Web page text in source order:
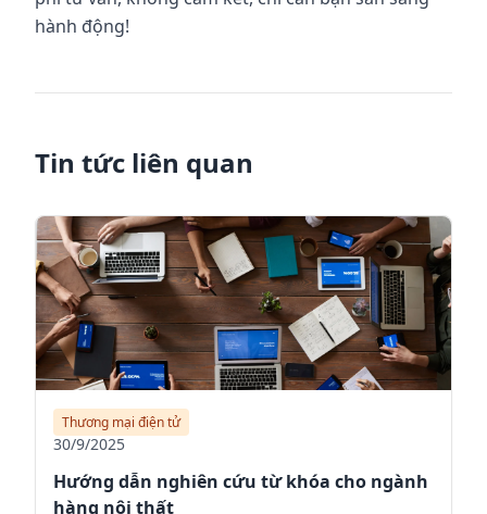
hành động!
Tin tức liên quan
Thương mại điện tử
30/9/2025
Hướng dẫn nghiên cứu từ khóa cho ngành
hàng nội thất